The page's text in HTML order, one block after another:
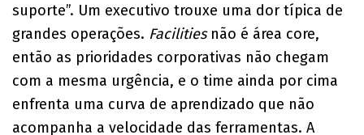
suporte”. Um executivo trouxe uma dor típica de
grandes operações. Facilities não é área core,
então as prioridades corporativas não chegam
com a mesma urgência, e o time ainda por cima
enfrenta uma curva de aprendizado que não
acompanha a velocidade das ferramentas. A